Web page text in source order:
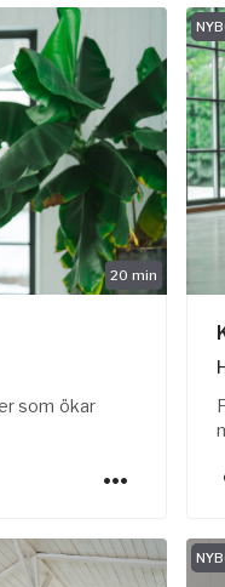
Arbetsgivare
Pausa Smart
Yogobe för
Hotell & Konferens
20 min
som ökar